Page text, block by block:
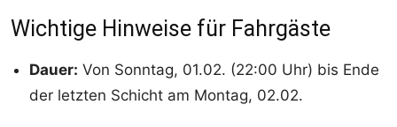
Wichtige Hinweise für Fahrgäste
Dauer: Von Sonntag, 01.02. (22:00 Uhr) bis Ende
der letzten Schicht am Montag, 02.02.